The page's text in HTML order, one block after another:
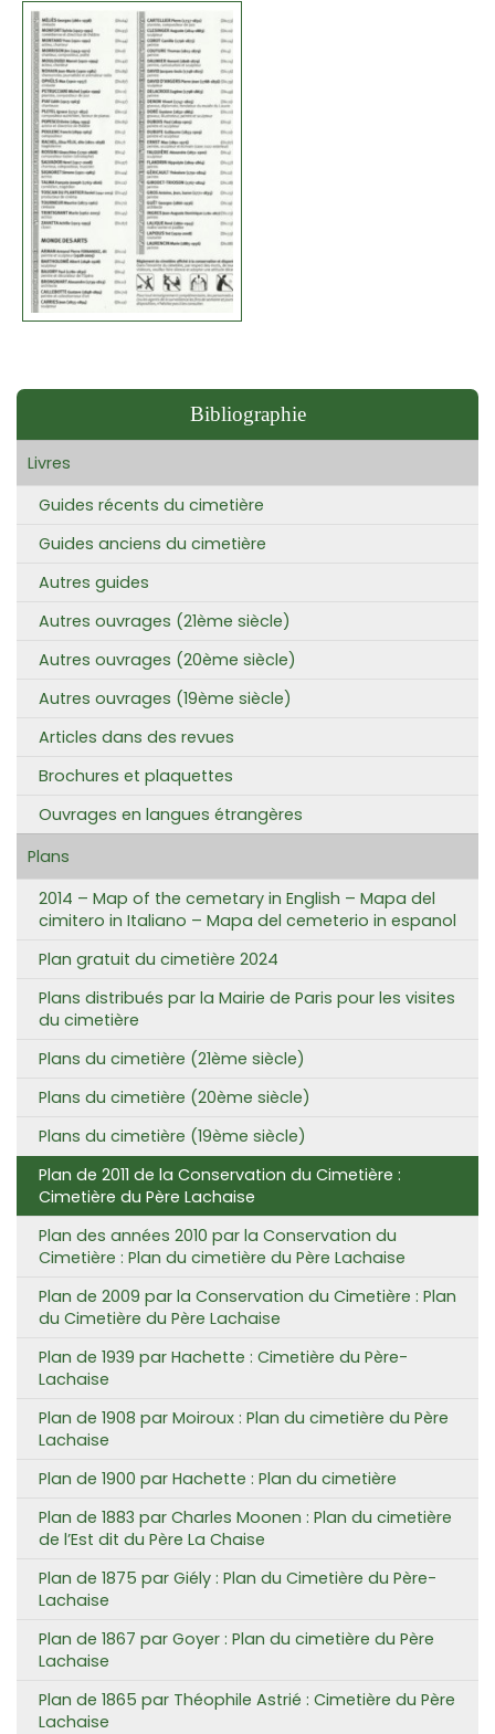
Bibliographie
Livres
Guides récents du cimetière
Guides anciens du cimetière
Autres guides
Autres ouvrages (21ème siècle)
Autres ouvrages (20ème siècle)
Autres ouvrages (19ème siècle)
Articles dans des revues
Brochures et plaquettes
Ouvrages en langues étrangères
Plans
2014 – Map of the cemetary in English – Mapa del
cimitero in Italiano – Mapa del cemeterio in espanol
Plan gratuit du cimetière 2024
Plans distribués par la Mairie de Paris pour les visites
du cimetière
Plans du cimetière (21ème siècle)
Plans du cimetière (20ème siècle)
Plans du cimetière (19ème siècle)
Plan de 2011 de la Conservation du Cimetière :
Cimetière du Père Lachaise
Plan des années 2010 par la Conservation du
Cimetière : Plan du cimetière du Père Lachaise
Plan de 2009 par la Conservation du Cimetière : Plan
du Cimetière du Père Lachaise
Plan de 1939 par Hachette : Cimetière du Père-
Lachaise
Plan de 1908 par Moiroux : Plan du cimetière du Père
Lachaise
Plan de 1900 par Hachette : Plan du cimetière
Plan de 1883 par Charles Moonen : Plan du cimetière
de l’Est dit du Père La Chaise
Plan de 1875 par Giély : Plan du Cimetière du Père-
Lachaise
Plan de 1867 par Goyer : Plan du cimetière du Père
Lachaise
Plan de 1865 par Théophile Astrié : Cimetière du Père
Lachaise